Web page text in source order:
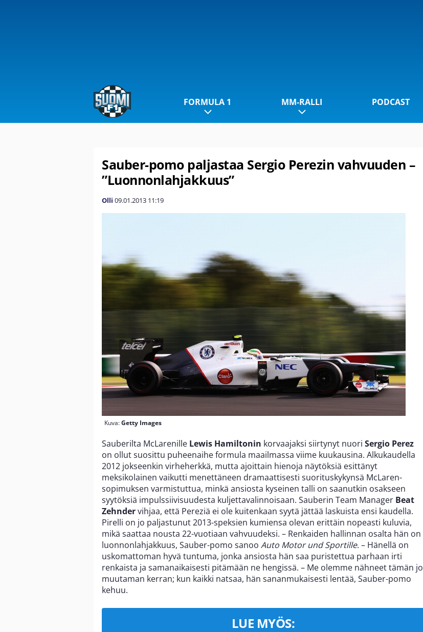
FORMULA 1 MM-RALLI PODCAST
Sauber-pomo paljastaa Sergio Perezin vahvuuden –
”Luonnonlahjakkuus”
Olli 09.01.2013 11:19
Kuva:Getty Images
Sauberilta McLarenille Lewis Hamiltonin korvaajaksi siirtynyt nuori Sergio Perez
on ollut suosittu puheenaihe formula maailmassa viime kuukausina. Alkukaudella
2012 jokseenkin virheherkkä, mutta ajoittain hienoja näytöksiä esittänyt
meksikolainen vaikutti menettäneen dramaattisesti suorituskykynsä McLaren-
sopimuksen varmistuttua, minkä ansiosta kyseinen talli on saanutkin osakseen
syytöksiä impulssiivisuudesta kuljettavalinnoisaan. Sauberin Team Manager Beat
Zehndervihjaa, että Pereziä ei ole kuitenkaan syytä jättää laskuista ensi kaudella.
Pirelli on jo paljastunut 2013-speksien kumiensa olevan erittäin nopeasti kuluvia,
mikä saattaa nousta 22-vuotiaan vahvuudeksi. – Renkaiden hallinnan osalta hän on
luonnonlahjakkuus, Sauber-pomo sanoo Auto Motor und Sportille. – Hänellä on
uskomattoman hyvä tuntuma, jonka ansiosta hän saa puristettua parhaan irti
renkaista ja samanaikaisesti pitämään ne hengissä. – Me olemme nähneet tämän jo
muutaman kerran; kun kaikki natsaa, hän sananmukaisesti lentää, Sauber-pomo
kehuu.
LUE MYÖS: